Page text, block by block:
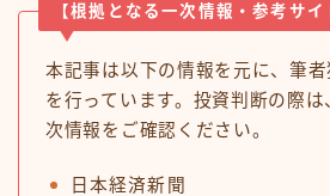
【根拠となる一次情報・参考サイ
本記事は以下の情報を元に、筆
を行っています。投資判断の際
次情報をご確認ください。
日本経済新聞